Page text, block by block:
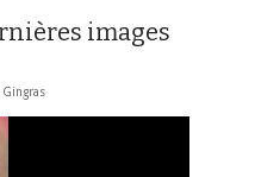
images